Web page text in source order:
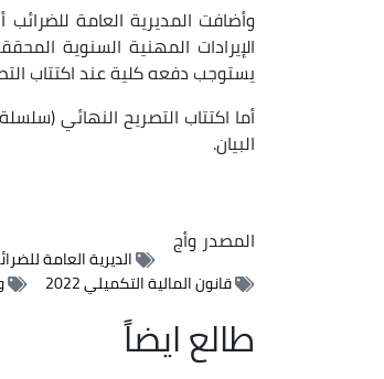
وأضافت المديرية العامة
يستوجب دفعه كلية عند اكتتاب
البيان.
المصدر وأج
الديرية العامة
قانون المالية التكميلي 2022
طالع ايضاً